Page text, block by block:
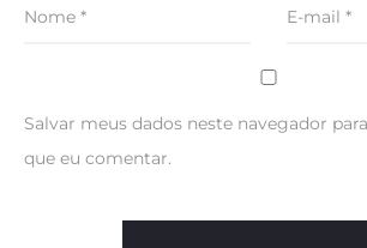
Nome * E-mail *
Salvar meus dados neste navegador
que eu comentar.